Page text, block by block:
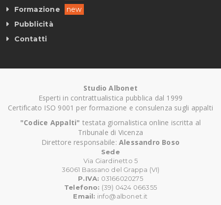
Formazione
new
Pubblicità
Contatti
Studio Albonet
Esperti in contrattualistica pubblica dal 1999
Certificato ISO 9001 per formazione e consulenza sugli appalti
"Codice Appalti" testata giornalistica online iscritta al
Tribunale di Vicenza
Direttore responsabile: Alessandro Boso
Sede
Via Giardinetto 5
36061 Bassano del Grappa (VI)
P.IVA: 03166020275
Telefono: (39) 0424 066355
Email: info@albonet.it